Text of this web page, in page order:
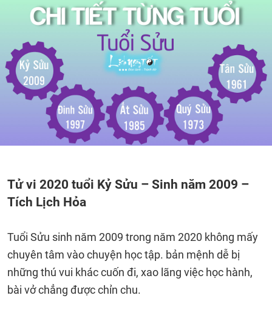
Tử vi 2020 tuổi Kỷ Sửu – Sinh năm 2009 –
Tích Lịch Hỏa
Tuổi Sửu sinh năm 2009 trong năm 2020 không mấy
chuyên tâm vào chuyện học tập. bản mệnh dễ bị
những thú vui khác cuốn đi, xao lãng việc học hành,
bài vở chẳng được chỉn chu.